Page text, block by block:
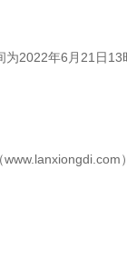
2022年6月21日13